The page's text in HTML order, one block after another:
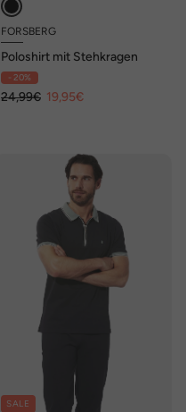
FORSBERG
Poloshirt mit Stehkragen
- 20%
24,99€ 19,95€
SALE